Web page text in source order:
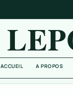
ACCUEIL A PROPOS